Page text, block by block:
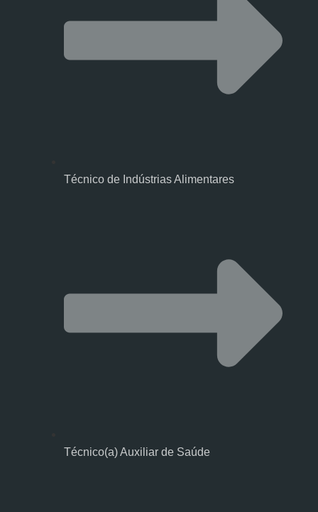
Técnico de Indústrias Alimentares
Técnico(a) Auxiliar de Saúde